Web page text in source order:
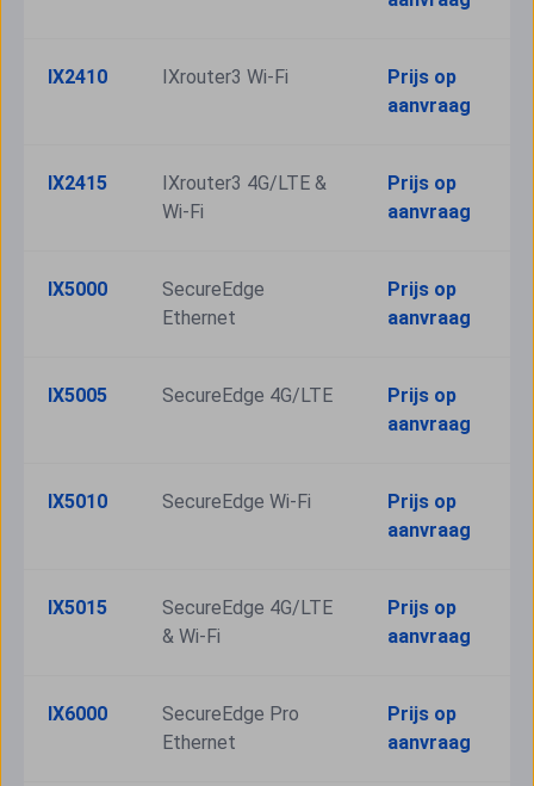
IX2410 IXrouter3 Wi-Fi
Prijs op
aanvraag
IX2415
IXrouter3 4G/LTE &
Wi-Fi
Prijs op
aanvraag
IX5000
SecureEdge
Ethernet
Prijs op
aanvraag
IX5005 SecureEdge 4G/LTE
Prijs op
aanvraag
IX5010 SecureEdge Wi-Fi
Prijs op
aanvraag
IX5015
SecureEdge 4G/LTE
& Wi-Fi
Prijs op
aanvraag
IX6000
SecureEdge Pro
Ethernet
Prijs op
aanvraag